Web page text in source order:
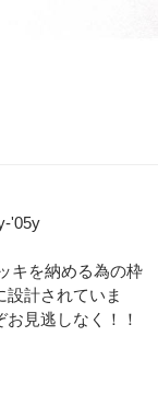
'05y
キを納める為の枠
設計されていま
見逃しなく！！